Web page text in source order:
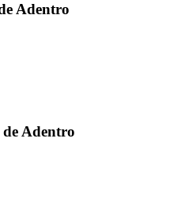
Adentro
de Adentro